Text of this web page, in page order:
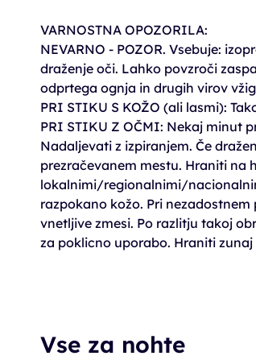
VARNOSTNA OPOZORILA:
NEVARNO - POZOR. Vsebuje:
draženje oči. Lahko povzroči
odprtega ognja in drugih virov
PRI STIKU S KOŽO (ali lasmi):
PRI STIKU Z OČMI: Nekaj minut
Nadaljevati z izpiranjem. Če
prezračevanem mestu. Hraniti na
lokalnimi/regionalnimi/
razpokano kožo. Pri
vnetljive zmesi. Po razlitju takoj
za poklicno uporabo. Hraniti
Vse za nohte